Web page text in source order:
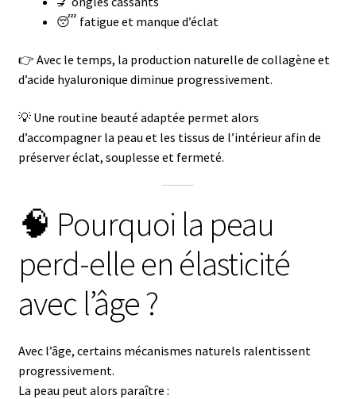
😴 fatigue et manque d’éclat
👉 Avec le temps, la production naturelle de collagène et
d’acide hyaluronique diminue progressivement.
💡 Une routine beauté adaptée permet alors
d’accompagner la peau et les tissus de l’intérieur afin de
préserver éclat, souplesse et fermeté.
🧠 Pourquoi la peau
perd-elle en élasticité
avec l’âge ?
Avec l’âge, certains mécanismes naturels ralentissent
progressivement.
La peau peut alors paraître :